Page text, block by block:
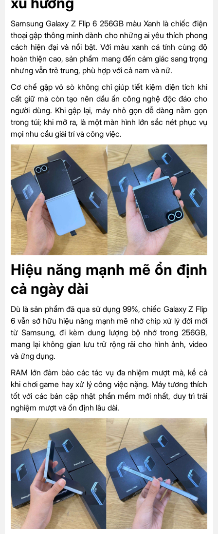
Samsung Galaxy Z Flip 6 256GB màu Xanh là chiếc điện
thoại gập thông minh dành cho những ai yêu thích phong
cách hiện đại và nổi bật. Với màu xanh cá tính cùng độ
hoàn thiện cao, sản phẩm mang đến cảm giác sang trọng
nhưng vẫn trẻ trung, phù hợp với cả nam và nữ.
Cơ chế gập vỏ sò không chỉ giúp tiết kiệm diện tích khi
cất giữ mà còn tạo nên dấu ấn công nghệ độc đáo cho
người dùng. Khi gập lại, máy nhỏ gọn dễ dàng nằm gọn
trong túi; khi mở ra, là một màn hình lớn sắc nét phục vụ
mọi nhu cầu giải trí và công việc.
Hiệu năng mạnh mẽ ổn định
cả ngày dài
Dù là sản phẩm đã qua sử dụng 99%, chiếc Galaxy Z Flip
6 vẫn sở hữu hiệu năng mạnh mẽ nhờ chip xử lý đời mới
từ Samsung, đi kèm dung lượng bộ nhớ trong 256GB,
mang lại không gian lưu trữ rộng rãi cho hình ảnh, video
và ứng dụng.
RAM lớn đảm bảo các tác vụ đa nhiệm mượt mà, kể cả
khi chơi game hay xử lý công việc nặng. Máy tương thích
tốt với các bản cập nhật phần mềm mới nhất, duy trì trải
nghiệm mượt và ổn định lâu dài.